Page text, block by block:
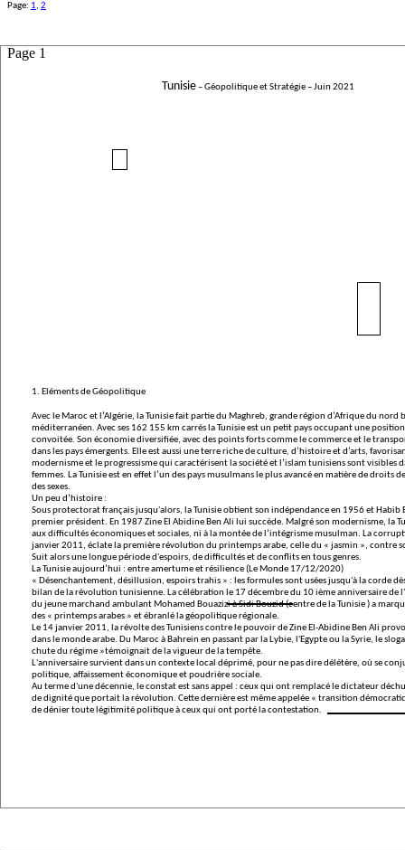
Page 1
Tunisie– Géopolitique et Stratégie –Juin 2021
1. Eléments de Géopolitique
Avec le Maroc et l’Algérie, la Tunisie fait partie du Maghreb, grande région d’Afrique du nord
méditerranéen. Avec ses 162 155 km carrés la Tunisie est un petit pays occupant une
convoitée. Son économie diversifiée, avec des points forts comme le commerce et le
dans les pays émergents. Elle est aussi une terre riche de culture, d’histoire et d’arts,
modernisme et le progressisme qui caractérisent la société et l’islam tunisiens sont visibles
femmes. La Tunisie est en effet l’un des pays musulmans le plus avancé en matière de droits
des sexes.
Un peu d’histoire :
Sous protectorat français jusqu'alors, la Tunisie obtient son indépendance en 1956 et Habib
premier président. En 1987 Zine El Abidine Ben Ali lui succède. Malgré son modernisme, la
aux difficultés économiques et sociales, ni à la montée de l’intégrisme musulman. La
janvier 2011, éclate la première révolution du printemps arabe, celle du « jasmin », contre
Suit alors une longue période d'espoirs, de difficultés et de conflits en tous genres.
La Tunisie aujourd’hui : entre amertume et résilience(Le Monde 17/12/2020)
« Désenchantement, désillusion, espoirs trahis » : les formules sont usées jusqu'à la corde
bilan de la révolution tunisienne. La célébration le 17 décembre du 10 ième anniversaire de
du jeune marchand ambulant Mohamed Bouazizi à Sidi Bouzid(centre de la Tunisie ) a
des « printemps arabes » et ébranlé la géopolitique régionale.
Le 14 janvier 2011, la révolte des Tunisiens contre le pouvoir de Zine El-Abidine Ben Ali
dans le monde arabe. Du Maroc à Bahrein en passant par la Lybie, l'Egypte ou la Syrie, le
chute du régime »témoignait de la vigueur de la tempête.
L'anniversaire survient dans un contexte local déprimé, pour ne pas dire délétère, où se
politique, affaissement économique et poudrière sociale.
Au terme d'une décennie, le constat est sans appel : ceux qui ont remplacé le dictateur
de dignité que portait la révolution. Cette dernière est même appelée « transition
de dénier toute légitimité politique à ceux qui ont porté la contestation.
Page: 1, 2